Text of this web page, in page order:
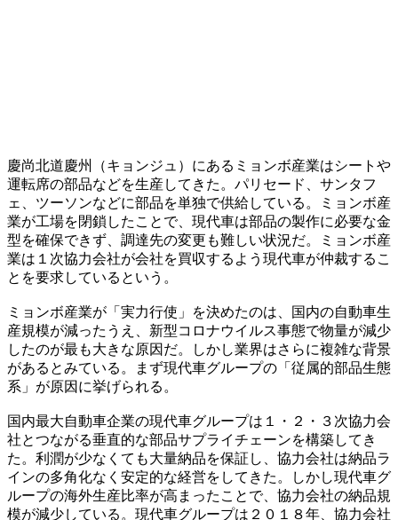
慶尚北道慶州（キョンジュ）にあるミョンボ産業はシートや
運転席の部品などを生産してきた。パリセード、サンタフ
ェ、ツーソンなどに部品を単独で供給している。ミョンボ産
業が工場を閉鎖したことで、現代車は部品の製作に必要な金
型を確保できず、調達先の変更も難しい状況だ。ミョンボ産
業は１次協力会社が会社を買収するよう現代車が仲裁するこ
とを要求しているという。
ミョンボ産業が「実力行使」を決めたのは、国内の自動車生
産規模が減ったうえ、新型コロナウイルス事態で物量が減少
したのが最も大きな原因だ。しかし業界はさらに複雑な背景
があるとみている。まず現代車グループの「従属的部品生態
系」が原因に挙げられる。
国内最大自動車企業の現代車グループは１・２・３次協力会
社とつながる垂直的な部品サプライチェーンを構築してき
た。利潤が少なくても大量納品を保証し、協力会社は納品ラ
インの多角化なく安定的な経営をしてきた。しかし現代車グ
ループの海外生産比率が高まったことで、協力会社の納品規
模が減少している。現代車グループは２０１８年、協力会社